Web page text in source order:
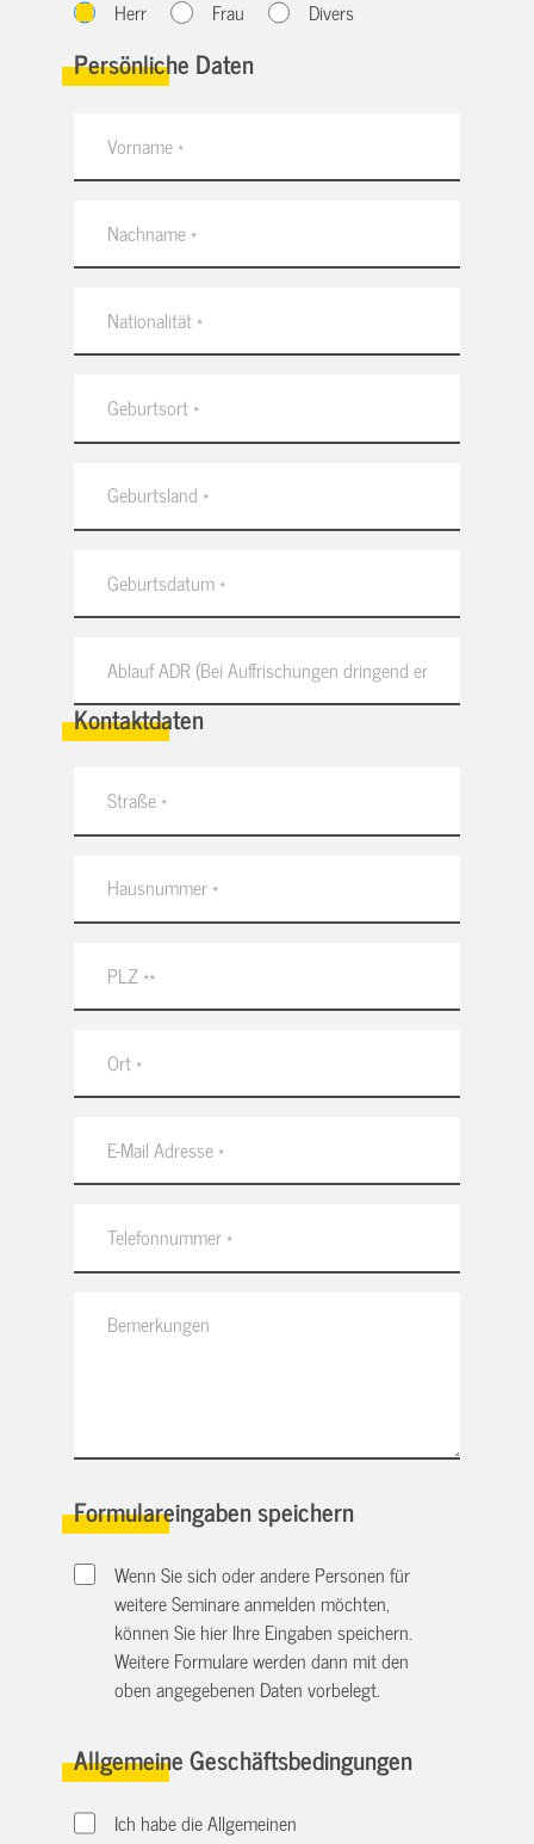
Herr
Frau Divers
Persönliche Daten
Kontaktdaten
Formulareingaben speichern
Wenn Sie sich oder andere Personen für
weitere Seminare anmelden möchten,
können Sie hier Ihre Eingaben speichern.
Weitere Formulare werden dann mit den
oben angegebenen Daten vorbelegt.
Allgemeine Geschäftsbedingungen
Ich habe die Allgemeinen